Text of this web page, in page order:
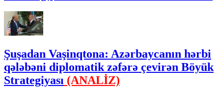
Şuşadan Vaşinqtona: Azərbaycanın hərbi
qələbəni diplomatik zəfərə çevirən Böyük
Strategiyası (ANALİZ)